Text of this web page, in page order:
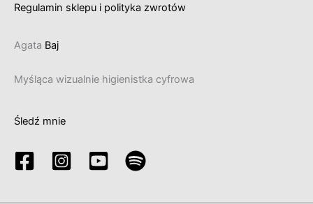
Regulamin sklepu i polityka zwrotów
Agata Baj
Myśląca wizualnie higienistka cyfrowa
Śledź mnie